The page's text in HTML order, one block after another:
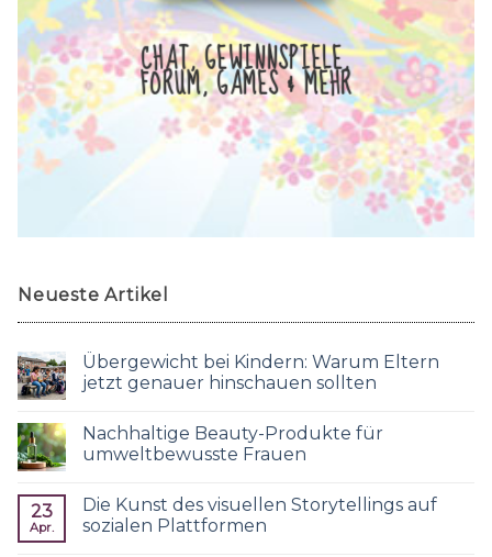
CHAT, GEWINNSPIELE,
FORUM, GAMES & MEHR
Neueste Artikel
Übergewicht bei Kindern: Warum Eltern
jetzt genauer hinschauen sollten
Nachhaltige Beauty-Produkte für
umweltbewusste Frauen
23
Apr.
Die Kunst des visuellen Storytellings auf
sozialen Plattformen